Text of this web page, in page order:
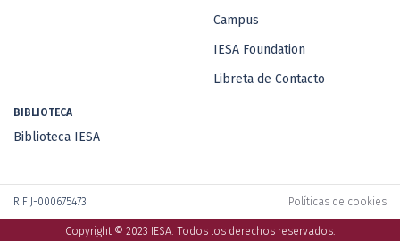
Campus
IESA Foundation
Libreta de Contacto
BIBLIOTECA
Biblioteca IESA
RIF J-000675473 Políticas de cookies
Copyright © 2023 IESA. Todos los derechos reservados.